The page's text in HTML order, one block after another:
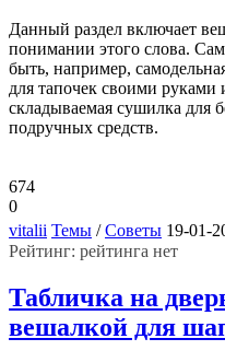
Данный раздел включает
понимании этого слова.
быть, например,
для тапочек своими руками
складываемая сушилка для
подручных средств.
674
0
vitalii Темы /Советы 19-01-
Рейтинг: рейтинга нет
Табличка на
вешалкой для